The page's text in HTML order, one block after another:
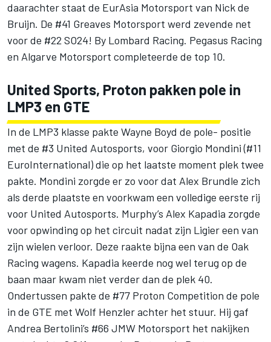
daarachter staat de EurAsia Motorsport van Nick de
Bruijn. De #41 Greaves Motorsport werd zevende net
voor de #22 SO24! By Lombard Racing. Pegasus Racing
en Algarve Motorsport completeerde de top 10.
United Sports, Proton pakken pole in
LMP3 en GTE
In de LMP3 klasse pakte Wayne Boyd de pole- positie
met de #3 United Autosports, voor Giorgio Mondini (#11
EuroInternational) die op het laatste moment plek twee
pakte. Mondini zorgde er zo voor dat Alex Brundle zich
als derde plaatste en voorkwam een volledige eerste rij
voor United Autosports. Murphy’s Alex Kapadia zorgde
voor opwinding op het circuit nadat zijn Ligier een van
zijn wielen verloor. Deze raakte bijna een van de Oak
Racing wagens. Kapadia keerde nog wel terug op de
baan maar kwam niet verder dan de plek 40.
Ondertussen pakte de #77 Proton Competition de pole
in de GTE met Wolf Henzler achter het stuur. Hij gaf
Andrea Bertolini’s #66 JMW Motorsport het nakijken